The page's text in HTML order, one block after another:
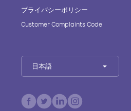
プライバシーポリシー
Customer Complaints Code
日本語